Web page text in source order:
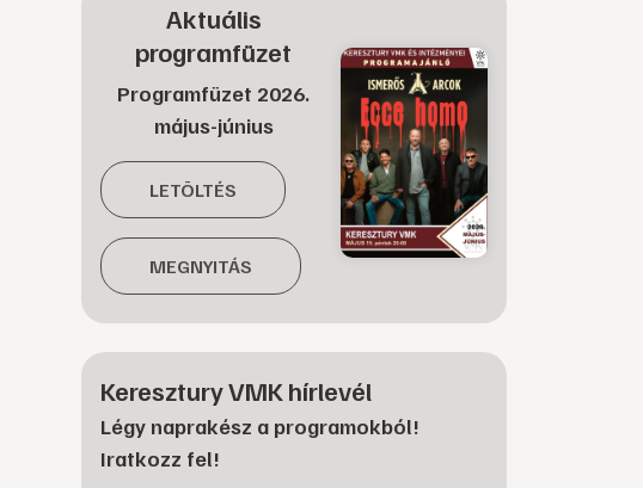
Aktuális
programfüzet
Programfüzet 2026.
május-június
LETÖLTÉS
MEGNYITÁS
Keresztury VMK hírlevél
Légy naprakész a programokból!
Iratkozz fel!